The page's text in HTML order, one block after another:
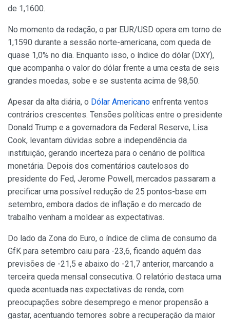
de 1,1600.
No momento da redação, o par EUR/USD opera em torno de
1,1590 durante a sessão norte-americana, com queda de
quase 1,0% no dia. Enquanto isso, o índice do dólar (DXY),
que acompanha o valor do dólar frente a uma cesta de seis
grandes moedas, sobe e se sustenta acima de 98,50.
Apesar da alta diária, o Dólar Americano enfrenta ventos
contrários crescentes. Tensões políticas entre o presidente
Donald Trump e a governadora da Federal Reserve, Lisa
Cook, levantam dúvidas sobre a independência da
instituição, gerando incerteza para o cenário de política
monetária. Depois dos comentários cautelosos do
presidente do Fed, Jerome Powell, mercados passaram a
precificar uma possível redução de 25 pontos-base em
setembro, embora dados de inflação e do mercado de
trabalho venham a moldear as expectativas.
Do lado da Zona do Euro, o índice de clima de consumo da
GfK para setembro caiu para -23,6, ficando aquém das
previsões de -21,5 e abaixo do -21,7 anterior, marcando a
terceira queda mensal consecutiva. O relatório destaca uma
queda acentuada nas expectativas de renda, com
preocupações sobre desemprego e menor propensão a
gastar, acentuando temores sobre a recuperação da maior